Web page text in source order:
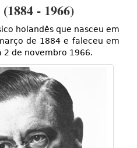
- 1966)
holandês que nasceu em
de 1884 e faleceu em
2 de novembro 1966.